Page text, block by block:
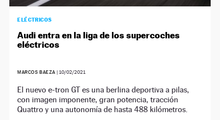
ELÉCTRICOS
Audi entra en la liga de los supercoches
eléctricos
MARCOS BAEZA | 10/02/2021
El nuevo e-tron GT es una berlina deportiva a pilas,
con imagen imponente, gran potencia, tracción
Quattro y una autonomía de hasta 488 kilómetros.